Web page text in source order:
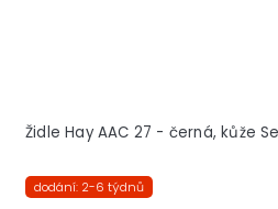
Židle Hay AAC 27 - černá, kůže
dodání: 2-6 týdnů